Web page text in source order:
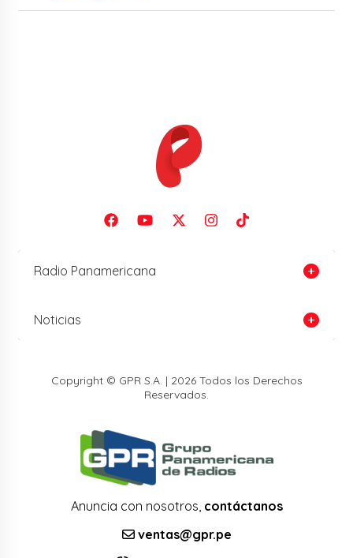
Radio Panamericana
Noticias
Copyright © GPR S.A. | 2026 Todos los Derechos
Reservados.
Anuncia con nosotros, contáctanos
ventas@gpr.pe